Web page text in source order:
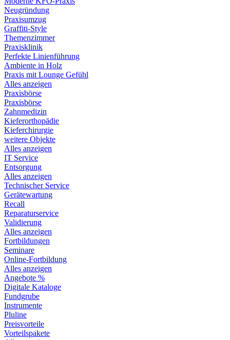
Neugründung
Praxisumzug
Graffiti-Style
Themenzimmer
Praxisklinik
Perfekte Linienführung
Ambiente in Holz
Praxis mit Lounge Gefühl
Alles anzeigen
Praxisbörse
Praxisbörse
Zahnmedizin
Kieferorthopädie
Kieferchirurgie
weitere Objekte
Alles anzeigen
IT Service
Entsorgung
Alles anzeigen
Technischer Service
Gerätewartung
Recall
Reparaturservice
Validierung
Alles anzeigen
Fortbildungen
Seminare
Online-Fortbildung
Alles anzeigen
Angebote %
Digitale Kataloge
Fundgrube
Instrumente
Pluline
Preisvorteile
Vorteilspakete